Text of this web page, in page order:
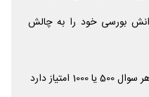
بورسی خود را به چالش
دارد